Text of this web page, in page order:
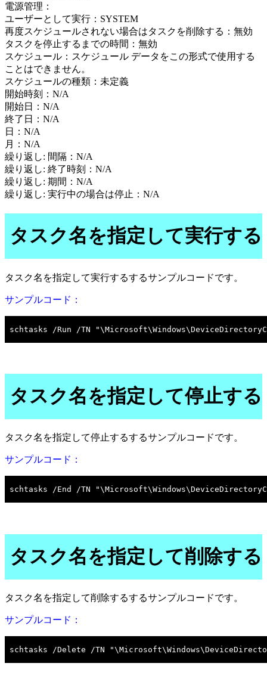
電源管理：
ユーザーとして実行：SYSTEM
再度スケジュールされない場合はタスクを削除する：無効
タスクを停止するまでの時間：無効
スケジュール：スケジュール データをこの形式で使用する
ことはできません。
スケジュールの種類：未定義
開始時刻：N/A
開始日：N/A
終了日：N/A
日：N/A
月：N/A
繰り返し: 間隔：N/A
繰り返し: 終了時刻：N/A
繰り返し: 期間：N/A
繰り返し: 実行中の場合は停止：N/A
タスク名を指定して実行する
タスク名を指定して実行するするサンプルコードです。
サンプルコード：
タスク名を指定して停止する
タスク名を指定して停止するするサンプルコードです。
サンプルコード：
タスク名を指定して削除する
タスク名を指定して削除するするサンプルコードです。
サンプルコード：